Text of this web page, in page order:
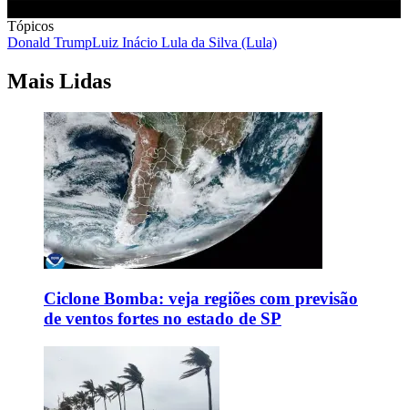
Tópicos
Donald TrumpLuiz Inácio Lula da Silva (Lula)
Mais Lidas
Ciclone Bomba: veja regiões com previsão
de ventos fortes no estado de SP